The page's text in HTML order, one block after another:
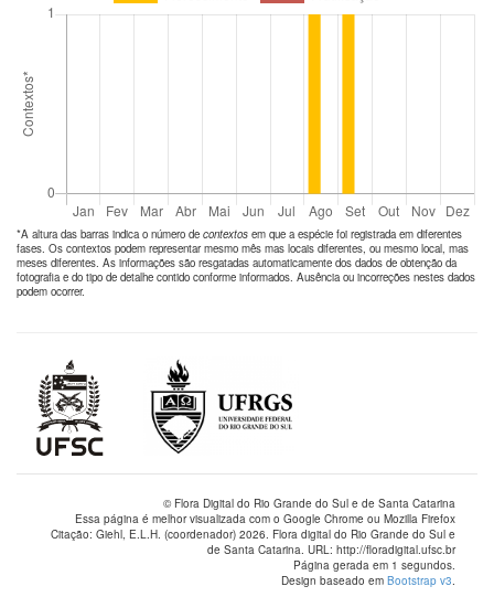
*A altura das barras indica o número de contextos em que a espécie foi registrada em diferentes
fases. Os contextos podem representar mesmo mês mas locais diferentes, ou mesmo local, mas
meses diferentes. As informações são resgatadas automaticamente dos dados de obtenção da
fotografia e do tipo de detalhe contido conforme informados. Ausência ou incorreções nestes dados
podem ocorrer.
© Flora Digital do Rio Grande do Sul e de Santa Catarina
Essa página é melhor visualizada com o Google Chrome ou Mozilla Firefox
Citação: Giehl, E.L.H. (coordenador) 2026. Flora digital do Rio Grande do Sul e
de Santa Catarina. URL: http://floradigital.ufsc.br
Página gerada em 1 segundos.
Design baseado em Bootstrap v3